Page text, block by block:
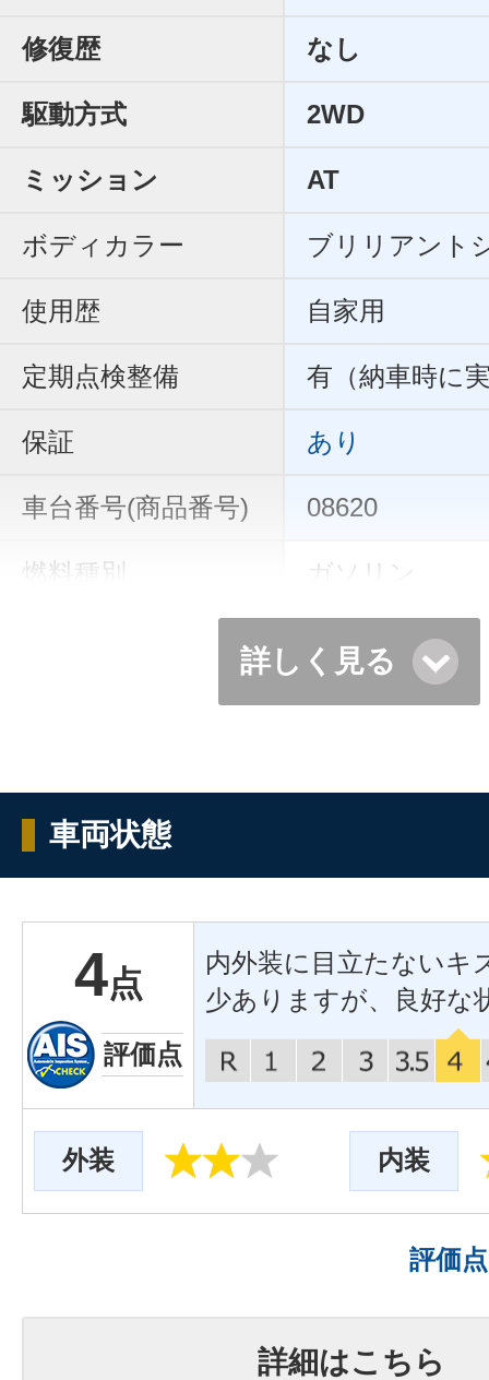
修復歴 なし
駆動方式 2WD
ミッション AT
ボディカラー ブリリアント
使用歴 自家用
定期点検整備 有（納車時に
保証 あり
車台番号(商品番号) 08620
燃料種別 ガソリン
詳しく見る
車両状態
4点
評価点
内外装に目立たないキ
少ありますが、良好な
外装 内装
評価
詳細はこちら